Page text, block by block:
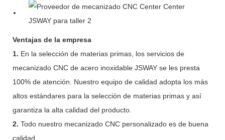
Ventajas de la empresa
1. En la selección de materias primas, los servicios de
mecanizado CNC de acero inoxidable JSWAY se les presta
100% de atención. Nuestro equipo de calidad adopta los más
altos estándares para la selección de materias primas y así
garantiza la alta calidad del producto.
2. Todo nuestro mecanizado CNC personalizado es de buena
calidad.